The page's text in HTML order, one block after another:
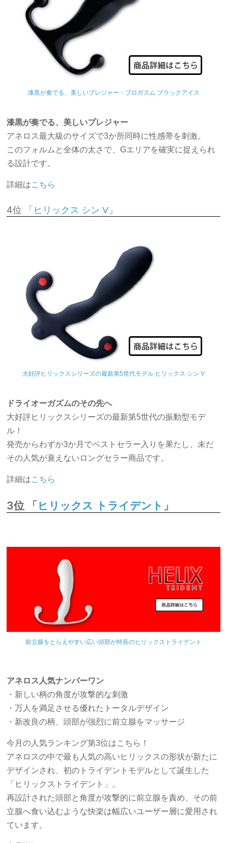
漆黒が奏でる、美しいプレジャー・プロガスム ブラックアイス
漆黒が奏でる、美しいプレジャー
アネロス最大級のサイズで3か所同時に性感帯を刺激。
このフォルムと全体の太さで、Gエリアを確実に捉えられ
る設計です。
詳細はこちら
4位 「 ヒリックス シン V 」
大好評ヒリックスシリーズの最新第5世代モデル ヒリックス シン V
ドライオーガズムのその先へ
大好評ヒリックスシリーズの最新第5世代の振動型モデ
ル！
発売からわずか3か月でベストセラー入りを果たし、未だ
その人気が衰えないロングセラー商品です。
詳細はこちら
3位 「 ヒリックス トライデント 」
前立腺をとらえやすい広い頭部が特長のヒリックストライデント
アネロス人気ナンバーワン
・新しい柄の角度が攻撃的な刺激
・万人を満足させる優れたトータルデザイン
・新改良の柄、頭部が強烈に前立腺をマッサージ
今月の人気ランキング第3位はこちら！
アネロスの中で最も人気の高いヒリックスの形状が新たに
デザインされ、初のトライデントモデルとして誕生した
「ヒリックストライデント」。
再設計された頭部と角度が攻撃的に前立腺を責め、その前
立腺へ食い込むような快楽は幅広いユーザー層に愛用され
ています。